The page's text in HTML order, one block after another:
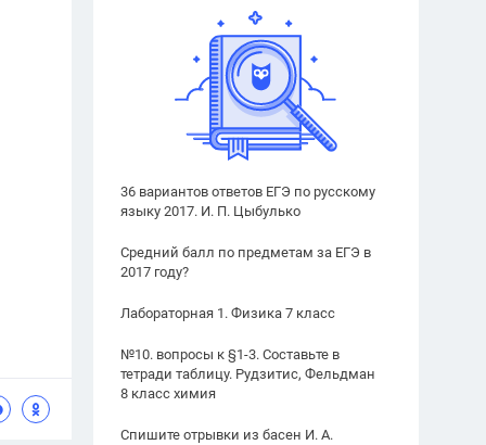
36 вариантов ответов ЕГЭ по русскому
языку 2017. И. П. Цыбулько
Средний балл по предметам за ЕГЭ в
2017 году?
Лабораторная 1. Физика 7 класс
№10. вопросы к §1-3. Составьте в
тетради таблицу. Рудзитис, Фельдман
8 класс химия
Спишите отрывки из басен И. А.